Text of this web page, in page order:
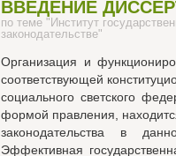
ВВЕДЕНИЕ
по теме "Институт
законодательстве"
Организация и
соответствующей
социального светского
формой правления,
законодательства в
Эффективная